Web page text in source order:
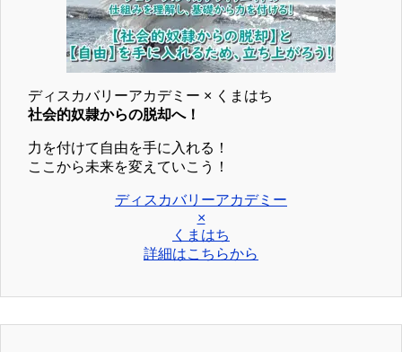
ディスカバリーアカデミー × くまはち
社会的奴隷からの脱却へ！
力を付けて自由を手に入れる！
ここから未来を変えていこう！
ディスカバリーアカデミー
×
くまはち
詳細はこちらから